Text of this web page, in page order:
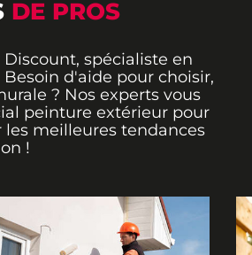
DE PROS
spécialiste en
d'aide pour choisir,
? Nos experts vous
peinture extérieur pour
les meilleures tendances
!